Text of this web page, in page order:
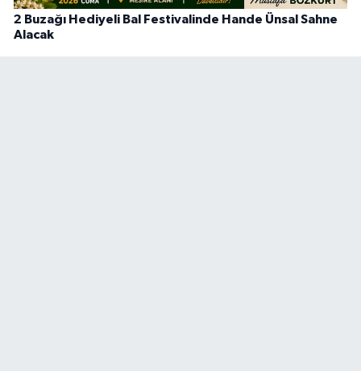
2 Buzağı Hediyeli Bal Festivalinde Hande Ünsal Sahne
Alacak